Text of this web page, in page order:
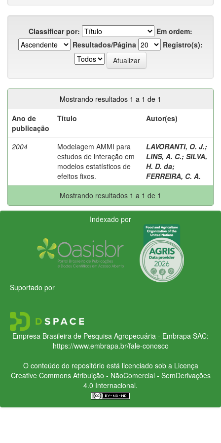
Classificar por:
Em ordem:
Resultados/Página
Registro(s):
Mostrando resultados 1 a 1 de 1
Ano de
publicação
Título Autor(es)
2004
Modelagem AMMI para
estudos de interação em
modelos estatísticos de
efeitos fixos.
LAVORANTI, O. J.;
LINS, A. C.; SILVA,
H. D. da;
FERREIRA, C. A.
Mostrando resultados 1 a 1 de 1
Indexado por
Suportado por
Empresa Brasileira de Pesquisa Agropecuária - Embrapa SAC:
https://www.embrapa.br/fale-conosco
O conteúdo do repositório está licenciado sob a Licença
Creative CommonsAtribuição - NãoComercial - SemDerivações
4.0 Internacional.